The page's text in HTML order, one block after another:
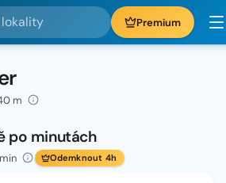
Premium
m
po minutách
Odemknout 4h